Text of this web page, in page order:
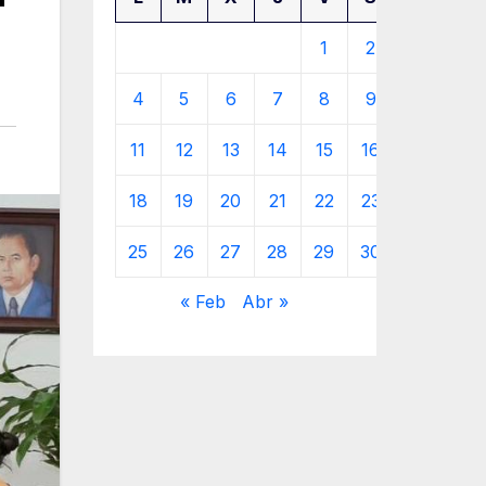
1 2
4 5 6 7 8 9
11 12 13 14 15 16
18 19 20 21 22 23
25 26 27 28 29 30
« Feb Abr »